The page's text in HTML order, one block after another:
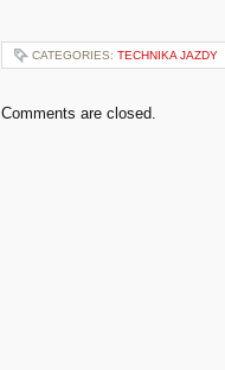
CATEGORIES: TECHNIKA JAZDY
Comments are closed.